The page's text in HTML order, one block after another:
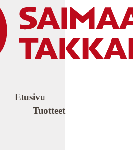
Etusivu
Tuotteet